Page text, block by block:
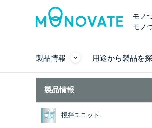
モノ
モノ
製品情報 用途から製品を
製品情報
撹拌ユニット